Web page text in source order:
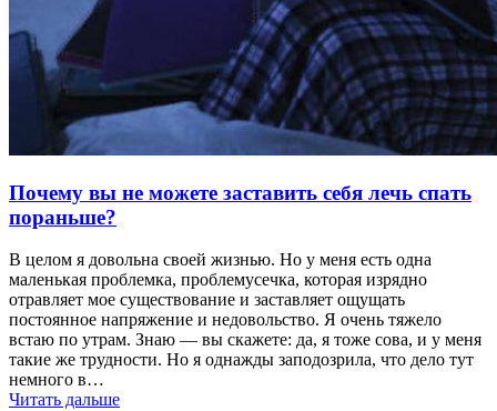
Почему вы не можете заставить себя лечь спать
пораньше?
В целом я довольна своей жизнью. Но у меня есть одна
маленькая проблемка, проблемусечка, которая изрядно
отравляет мое существование и заставляет ощущать
постоянное напряжение и недовольство. Я очень тяжело
встаю по утрам. Знаю — вы скажете: да, я тоже сова, и у меня
такие же трудности. Но я однажды заподозрила, что дело тут
немного в…
Читать дальше